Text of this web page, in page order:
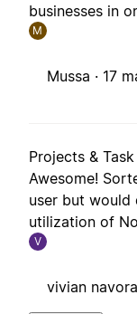
businesses in
M
Mussa · 17
Projects & Task
Awesome!
user but
utilization of
V
vivian navora